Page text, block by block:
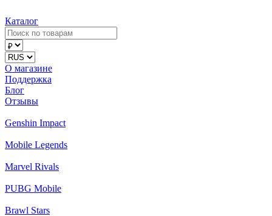
Каталог
О магазине
Поддержка
Блог
Отзывы
Genshin Impact
Mobile Legends
Marvel Rivals
PUBG Mobile
Brawl Stars